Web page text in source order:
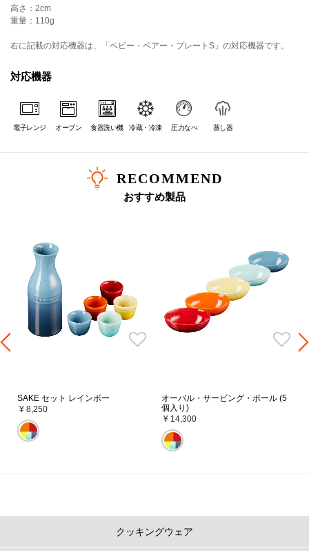
高さ：2cm
重量：110g
右に記載の対応機器は、「ベビー・ベアー・プレートS」の対応機器です。
対応機器
電子レンジ オーブン 食器洗い機 冷蔵・冷凍 圧力なべ 蒸し器
RECOMMEND
おすすめ製品
SAKE セット レインボー
¥ 8,250
オーバル・サービング・ボール (5
個入り)
¥ 14,300
クッキングウェア